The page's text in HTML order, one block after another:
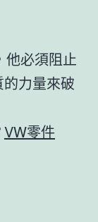
他必須阻止
的力量來破
VW零件